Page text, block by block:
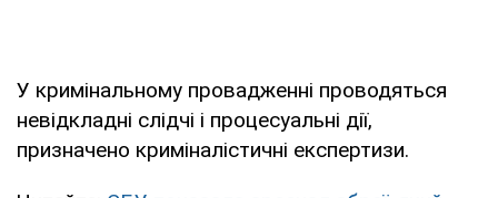
У кримінальному провадженні проводяться
невідкладні слідчі і процесуальні дії,
призначено криміналістичні експертизи.